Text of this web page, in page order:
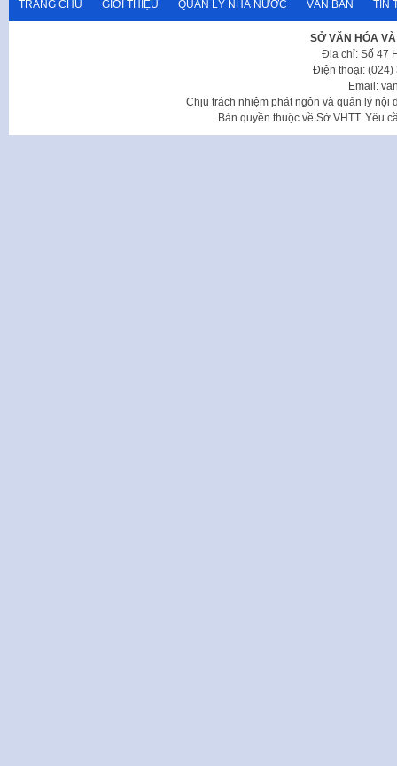
TRANG CHỦ GIỚI THIỆU QUẢN LÝ NHÀ NƯỚC VĂN BẢN TIN
SỞ VĂN HÓA
Địa chỉ: Số 47
Điện thoại: (024)
Email:
Chịu trách nhiệm phát ngôn và quản lý nội
Bản quyền thuộc về Sở VHTT. Yêu